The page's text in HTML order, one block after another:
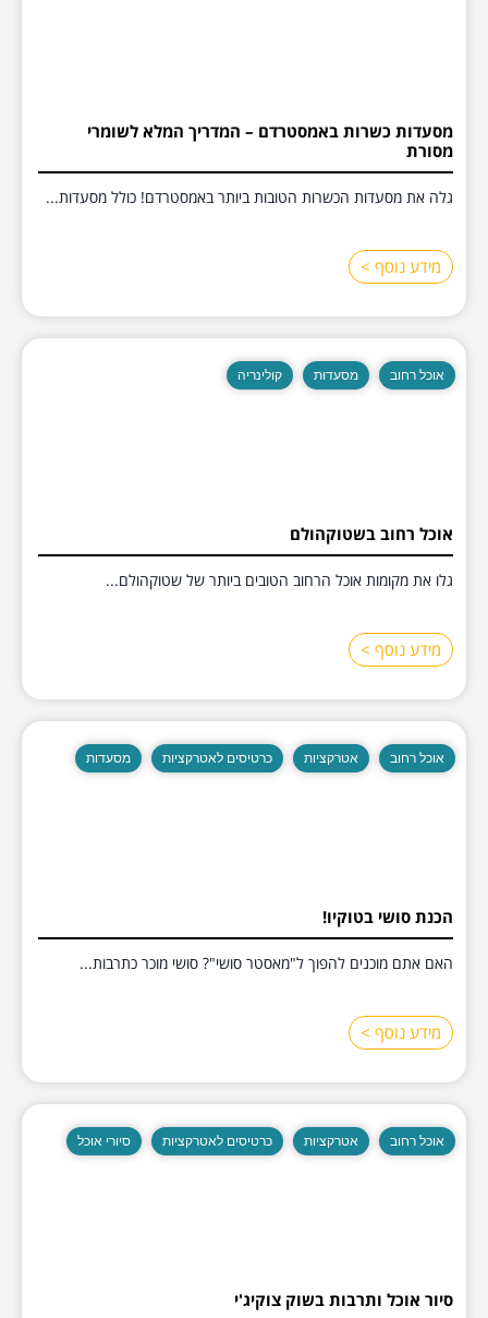
מסעדות כשרות באמסטרדם – המדריך המלא לשומרי
מסורת
גלה את מסעדות הכשרות הטובות ביותר באמסטרדם! כולל מסעדות...
מידע נוסף >
אוכל רחוב מסעדות קולינריה
אוכל רחוב בשטוקהולם
גלו את מקומות אוכל הרחוב הטובים ביותר של שטוקהולם...
מידע נוסף >
אוכל רחוב אטרקציות כרטיסים לאטרקציות מסעדות
הכנת סושי בטוקיו!
האם אתם מוכנים להפוך ל"מאסטר סושי"? סושי מוכר כתרבות...
מידע נוסף >
אוכל רחוב אטרקציות כרטיסים לאטרקציות סיורי אוכל
סיור אוכל ותרבות בשוק צוקיג'י